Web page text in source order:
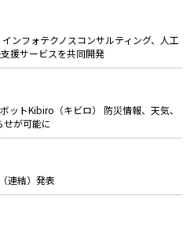
ンフォテクノスコンサルティング、人工
援サービスを共同開発
ットKibiro（キビロ） 防災情報、天気、
せが可能に
連結）発表